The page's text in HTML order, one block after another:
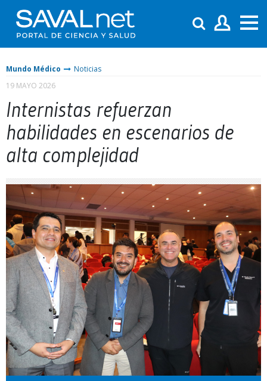
Mundo Médico
Noticias
19 MAYO 2026
Internistas refuerzan
habilidades en escenarios de
alta complejidad